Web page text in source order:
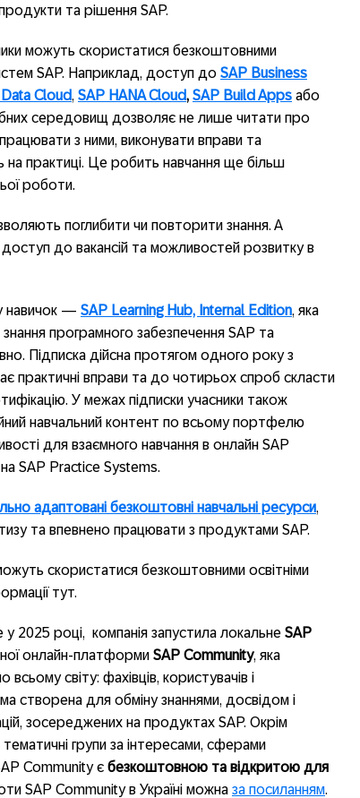
та рішення SAP.
можуть скористатися безкоштовними
SAP. Наприклад, доступ до SAP Business
Data Cloud, SAP HANA Cloud, SAP Build Apps або
середовищ дозволяє не лише читати про
з ними, виконувати вправи та
на практиці. Це робить навчання ще більш
роботи.
поглибити чи повторити знання. А
до вакансій та можливостей розвитку в
навичок — SAP Learning Hub, Internal Edition, яка
програмного забезпечення SAP та
Підписка дійсна протягом одного року з
практичні вправи та до чотирьох спроб скласти
У межах підписки учасники також
навчальний контент по всьому портфелю
для взаємного навчання в онлайн SAP
SAP Practice Systems.
адаптовані безкоштовні навчальні ресурси,
та впевнено працювати з продуктами SAP.
скористатися безкоштовними освітніми
тут.
у 2025 році, компанія запустила локальне SAP
онлайн-платформи SAP Community, яка
всьому світу: фахівців, користувачів і
створена для обміну знаннями, досвідом і
зосереджених на продуктах SAP. Окрім
групи за інтересами, сферами
Community є безкоштовною та відкритою для
SAP Community в Україні можна за посиланням.